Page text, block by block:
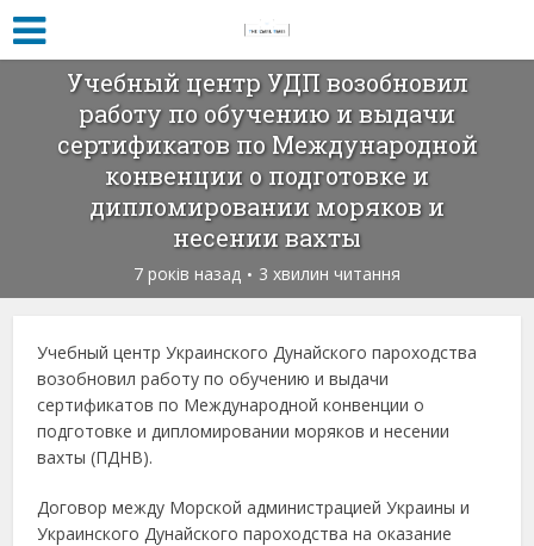
Учебный центр УДП возобновил
работу по обучению и выдачи
сертификатов по Международной
конвенции о подготовке и
дипломировании моряков и
несении вахты
7 років назад 3 хвилин читання
Учебный центр Украинского Дунайского пароходства
возобновил работу по обучению и выдачи
сертификатов по Международной конвенции о
подготовке и дипломировании моряков и несении
вахты (ПДНВ).
Договор между Морской администрацией Украины и
Украинского Дунайского пароходства на оказание